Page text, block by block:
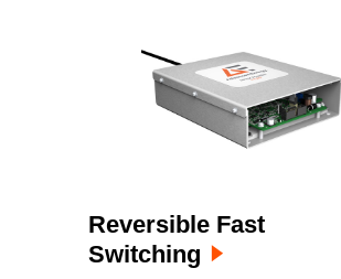
作と正確な結果を得るための正
パワーデリバリーを実現する高
Reversible Fast
Switching